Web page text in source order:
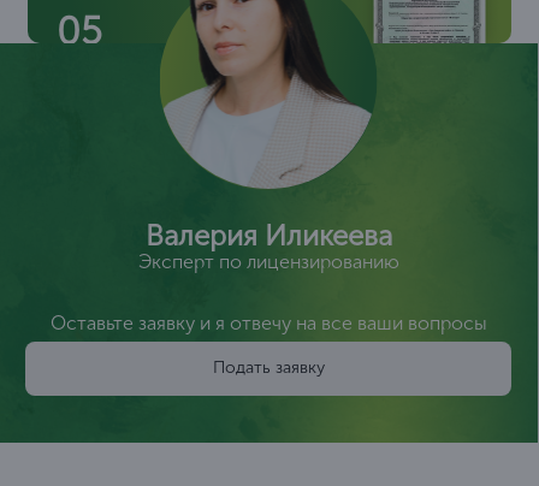
05
Валерия Иликеева
Эксперт по лицензированию
Оставьте заявку и я отвечу на все ваши вопросы
Подать заявку